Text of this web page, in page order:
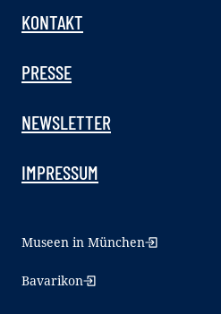
KONTAKT
PRESSE
NEWSLETTER
IMPRESSUM
Museen in München
Bavarikon